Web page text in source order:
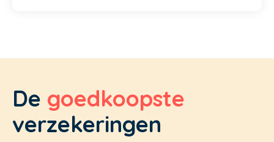
De goedkoopste
verzekeringen